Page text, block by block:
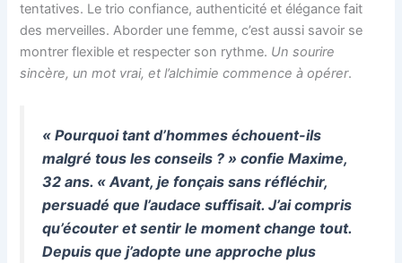
tentatives. Le trio confiance, authenticité et élégance fait
des merveilles. Aborder une femme, c’est aussi savoir se
montrer flexible et respecter son rythme. Un sourire
sincère, un mot vrai, et l’alchimie commence à opérer.
« Pourquoi tant d’hommes échouent-ils
malgré tous les conseils ? » confie Maxime,
32 ans. « Avant, je fonçais sans réfléchir,
persuadé que l’audace suffisait. J’ai compris
qu’écouter et sentir le moment change tout.
Depuis que j’adopte une approche plus